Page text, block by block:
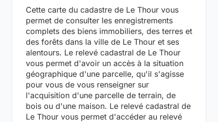
Cette carte du cadastre de Le Thour vous
permet de consulter les enregistrements
complets des biens immobiliers, des terres et
des forêts dans la ville de Le Thour et ses
alentours. Le relevé cadastral de Le Thour
vous permet d'avoir un accès à la situation
géographique d'une parcelle, qu'il s'agisse
pour vous de vous renseigner sur
l'acquisition d'une parcelle de terrain, de
bois ou d'une maison. Le relevé cadastral de
Le Thour vous permet d'accéder au relevé